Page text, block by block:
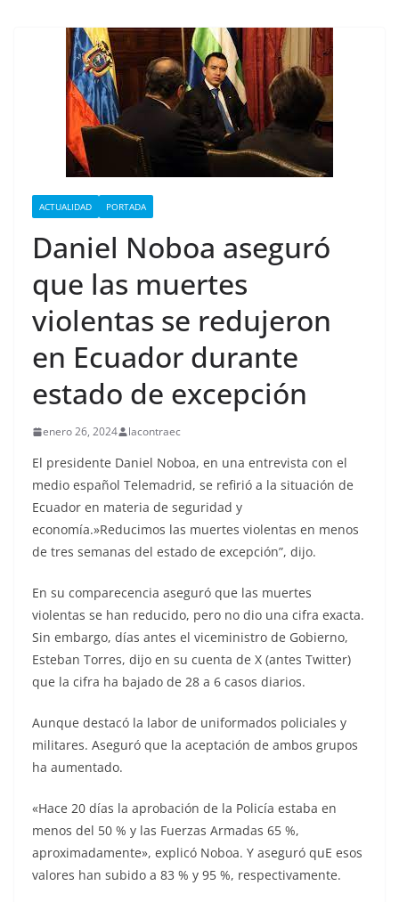
ACTUALIDAD PORTADA
Daniel Noboa aseguró
que las muertes
violentas se redujeron
en Ecuador durante
estado de excepción
enero 26, 2024 lacontraec
El presidente Daniel Noboa, en una entrevista con el
medio español Telemadrid, se refirió a la situación de
Ecuador en materia de seguridad y
economía.»Reducimos las muertes violentas en menos
de tres semanas del estado de excepción”, dijo.
En su comparecencia aseguró que las muertes
violentas se han reducido, pero no dio una cifra exacta.
Sin embargo, días antes el viceministro de Gobierno,
Esteban Torres, dijo en su cuenta de X (antes Twitter)
que la cifra ha bajado de 28 a 6 casos diarios.
Aunque destacó la labor de uniformados policiales y
militares. Aseguró que la aceptación de ambos grupos
ha aumentado.
«Hace 20 días la aprobación de la Policía estaba en
menos del 50 % y las Fuerzas Armadas 65 %,
aproximadamente», explicó Noboa. Y aseguró quE esos
valores han subido a 83 % y 95 %, respectivamente.